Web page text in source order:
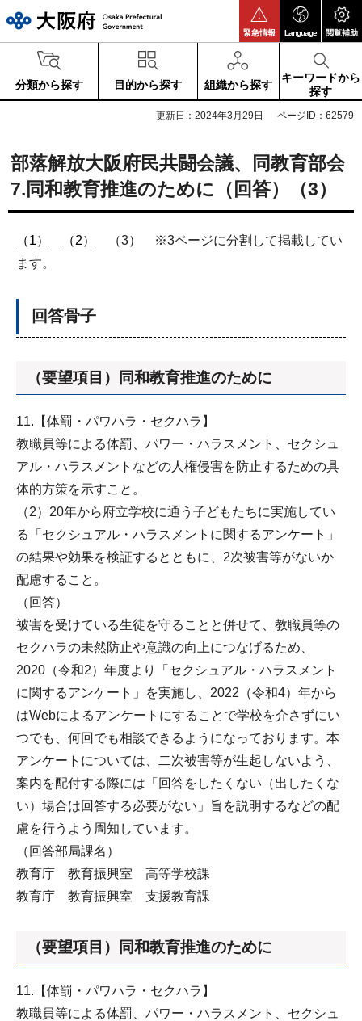
緊急情報 Language 閲覧補助
分類から探す 目的から探す 組織から探す
キーワードから
探す
更新日：2024年3月29日 ページID：62579
部落解放大阪府民共闘会議、同教育部会
7.同和教育推進のために（回答）（3）
（1） （2）
（3） ※3ページに分割して掲載してい
ます。
回答骨子
（要望項目）同和教育推進のために
11.【体罰・パワハラ・セクハラ】
教職員等による体罰、パワー・ハラスメント、セクシュ
アル・ハラスメントなどの人権侵害を防止するための具
体的方策を示すこと。
（2）20年から府立学校に通う子どもたちに実施してい
る「セクシュアル・ハラスメントに関するアンケート」
の結果や効果を検証するとともに、2次被害等がないか
配慮すること。
（回答）
被害を受けている生徒を守ることと併せて、教職員等の
セクハラの未然防止や意識の向上につなげるため、
2020（令和2）年度より「セクシュアル・ハラスメント
に関するアンケート」を実施し、2022（令和4）年から
はWebによるアンケートにすることで学校を介さずにい
つでも、何回でも相談できるようになっております。本
アンケートについては、二次被害等が生起しないよう、
案内を配付する際には「回答をしたくない（出したくな
い）場合は回答する必要がない」旨を説明するなどの配
慮を行うよう周知しています。
（回答部局課名）
教育庁 教育振興室 高等学校課
教育庁 教育振興室 支援教育課
（要望項目）同和教育推進のために
11.【体罰・パワハラ・セクハラ】
教職員等による体罰、パワー・ハラスメント、セクシュ